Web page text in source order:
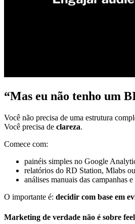
“Mas eu não tenho um
Você não precisa de uma estrutura
Você precisa de clareza.
Comece com:
painéis simples no Google
relatórios do RD Station, Mlabs
análises manuais das campanhas
O importante é: decidir com base em
Marketing de verdade não é sobre